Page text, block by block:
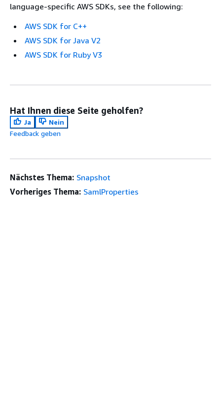
language-specific AWS SDKs, see the following:
AWS SDK for C++
AWS SDK for Java V2
AWS SDK for Ruby V3
Hat Ihnen diese Seite geholfen?
Ja
Nein
Feedback geben
Nächstes Thema: Snapshot
Vorheriges Thema: SamlProperties